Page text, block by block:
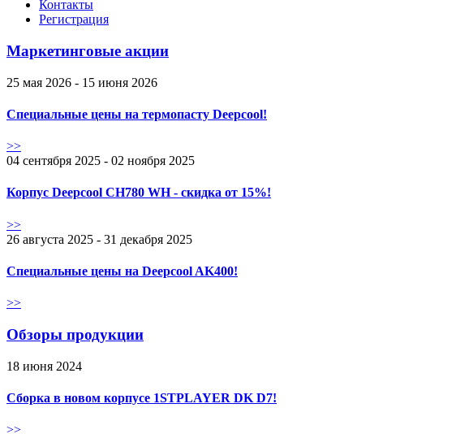
Контакты
Регистрация
Маркетинговые акции
25 мая 2026 - 15 июня 2026
Специальные цены на термопасту Deepcool!
>>
04 сентября 2025 - 02 ноября 2025
Корпус Deepcool CH780 WH - скидка от 15%!
>>
26 августа 2025 - 31 декабря 2025
Специальные цены на Deepcool AK400!
>>
Обзоры продукции
18 июня 2024
Сборка в новом корпусе 1STPLAYER DK D7!
>>